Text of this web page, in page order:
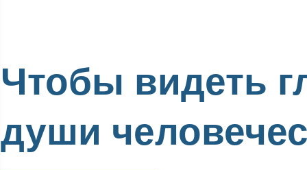
Чтобы видеть
души